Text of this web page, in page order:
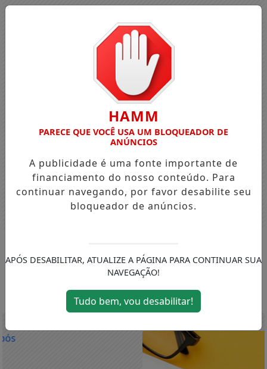
HAMM
PARECE QUE VOCÊ USA UM BLOQUEADOR DE
ANÚNCIOS
A publicidade é uma fonte importante de
financiamento do nosso conteúdo. Para
continuar navegando, por favor desabilite seu
bloqueador de anúncios.
APÓS DESABILITAR, ATUALIZE A PÁGINA PARA CONTINUAR SUA
NAVEGAÇÃO!
Tudo bem, vou desabilitar!